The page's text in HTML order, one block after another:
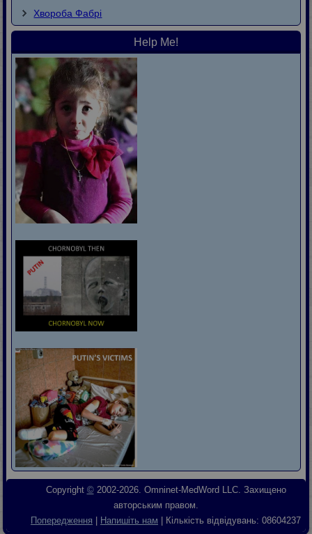
Хвороба Фaбpi
Help Me!
Copyright ©2002-2026. Omninet-MedWord LLC. Захищено
авторським правом.
Попередження
Напишіть нам | Кількість відвідувань: 08604237